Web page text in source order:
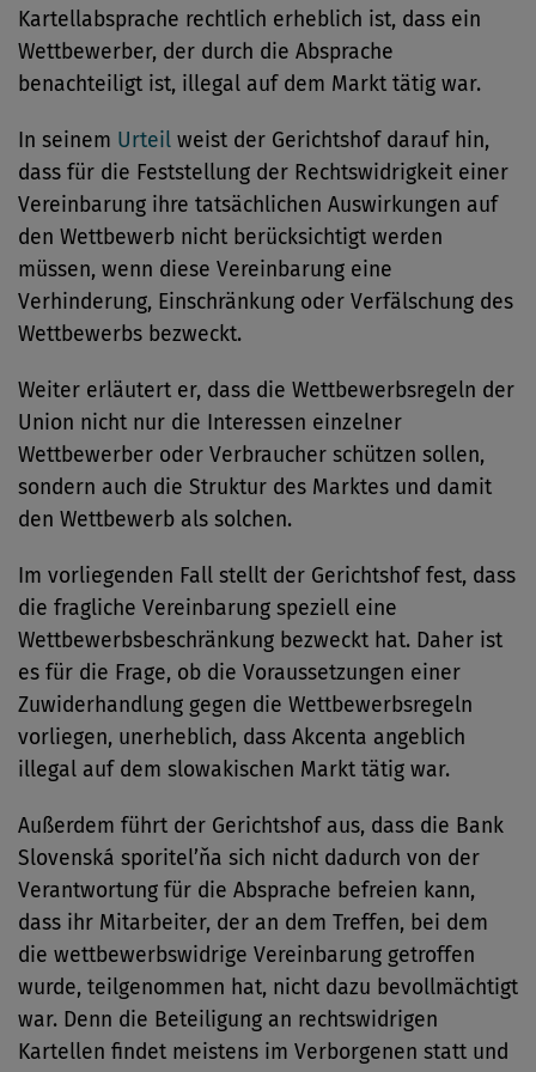
Kartellabsprache rechtlich erheblich ist, dass ein
Wettbewerber, der durch die Absprache
benachteiligt ist, illegal auf dem Markt tätig war.
In seinem Urteil weist der Gerichtshof darauf hin,
dass für die Feststellung der Rechtswidrigkeit einer
Vereinbarung ihre tatsächlichen Auswirkungen auf
den Wettbewerb nicht berücksichtigt werden
müssen, wenn diese Vereinbarung eine
Verhinderung, Einschränkung oder Verfälschung des
Wettbewerbs bezweckt.
Weiter erläutert er, dass die Wettbewerbsregeln der
Union nicht nur die Interessen einzelner
Wettbewerber oder Verbraucher schützen sollen,
sondern auch die Struktur des Marktes und damit
den Wettbewerb als solchen.
Im vorliegenden Fall stellt der Gerichtshof fest, dass
die fragliche Vereinbarung speziell eine
Wettbewerbsbeschränkung bezweckt hat. Daher ist
es für die Frage, ob die Voraussetzungen einer
Zuwiderhandlung gegen die Wettbewerbsregeln
vorliegen, unerheblich, dass Akcenta angeblich
illegal auf dem slowakischen Markt tätig war.
Außerdem führt der Gerichtshof aus, dass die Bank
Slovenská sporitel’ňa sich nicht dadurch von der
Verantwortung für die Absprache befreien kann,
dass ihr Mitarbeiter, der an dem Treffen, bei dem
die wettbewerbswidrige Vereinbarung getroffen
wurde, teilgenommen hat, nicht dazu bevollmächtigt
war. Denn die Beteiligung an rechtswidrigen
Kartellen findet meistens im Verborgenen statt und